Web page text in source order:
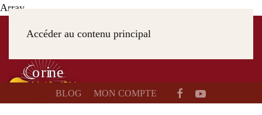
Array
Accéder au contenu principal
BLOG MON COMPTE